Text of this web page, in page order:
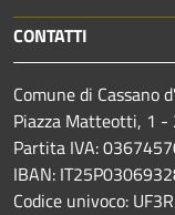
CONTATTI
Comune di Cassano
Piazza Matteotti, 1 -
Partita IVA:
IBAN:
Codice univoco: